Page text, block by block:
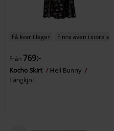
Få kvar i lager Finns även i stora
Från 769:-
Kocho Skirt
Hell Bunny
Långkjol